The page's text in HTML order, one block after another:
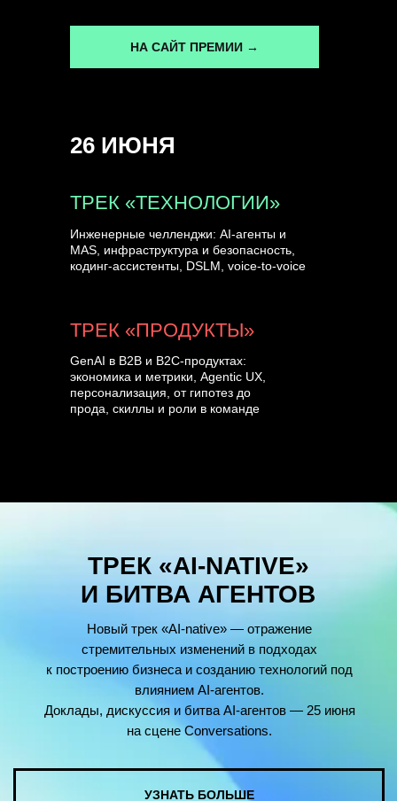
26 ИЮНЯ
ТРЕК «ПРОДУКТЫ»
GenAI в B2B и B2C-продуктах:
экономика и метрики, Agentic UX,
персонализация, от гипотез до
прода, скиллы и роли в команде
Инженерные челленджи: AI-агенты и
MAS, инфраструктура и безопасность,
кодинг-ассистенты, DSLM, voice-to-voice
ТРЕК «ТЕХНОЛОГИИ»
НА САЙТ ПРЕМИИ →